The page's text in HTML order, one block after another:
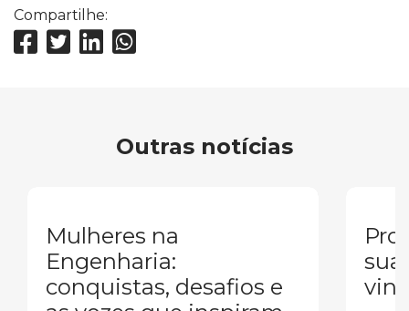
Compartilhe:
Outras notícias
Mulheres na
Engenharia:
conquistas, desafios e
sua